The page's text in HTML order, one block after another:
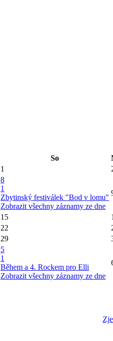
So
1
8
1
Zbytinský festiválek "Bod v lomu"
Zobrazit všechny záznamy ze dne
15
22
29
5
1
Během a 4. Rockem pro Elli
Zobrazit všechny záznamy ze dne